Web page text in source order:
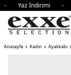
- Yaz
Anasayfa Kadın Ayakkabı